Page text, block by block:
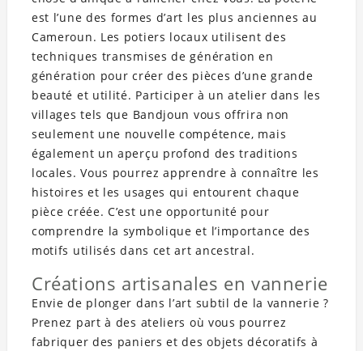
est l’une des formes d’art les plus anciennes au
Cameroun. Les potiers locaux utilisent des
techniques transmises de génération en
génération pour créer des pièces d’une grande
beauté et utilité. Participer à un atelier dans les
villages tels que Bandjoun vous offrira non
seulement une nouvelle compétence, mais
également un aperçu profond des traditions
locales. Vous pourrez apprendre à connaître les
histoires et les usages qui entourent chaque
pièce créée. C’est une opportunité pour
comprendre la symbolique et l’importance des
motifs utilisés dans cet art ancestral.
Créations artisanales en vannerie
Envie de plonger dans l’art subtil de la vannerie ?
Prenez part à des ateliers où vous pourrez
fabriquer des paniers et des objets décoratifs à